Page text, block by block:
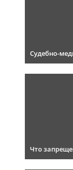
Судебно-
Что